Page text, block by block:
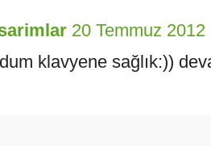
20 Temmuz 2012
klavyene sağlık:))